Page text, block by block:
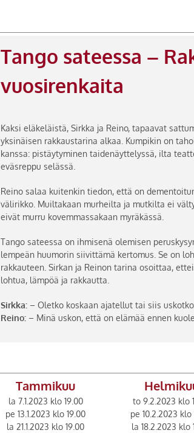
Tango sateessa –
vuosirenkaita
Kaksi eläkeläistä, Sirkka ja Reino, tapaavat
yksinäisen rakkaustarina alkaa. Kumpikin on
kanssa: pistäytyminen taidenäyttelyssä, ilta
eväsreppu selässä.
Reino salaa kuitenkin tiedon, että on
välirikko. Muiltakaan murheilta ja mutkilta ei
eivät murru kovemmassakaan myräkässä.
Tango sateessa on ihmisenä olemisen
lempeän huumorin siivittämä kertomus. Se on
rakkauteen. Sirkan ja Reinon tarina osoittaa,
lohtua, lämpöä ja rakkautta.
Sirkka: – Oletko koskaan ajatellut tai siis
Reino: – Minä uskon, että on elämää ennen
Tammikuu
la 7.1.2023 klo 19.00
pe 13.1.2023 klo 19.00
la 21.1.2023 klo 19.00
to 9.2.2023 klo
pe 10.2.2023 klo
la 18.2.2023 klo